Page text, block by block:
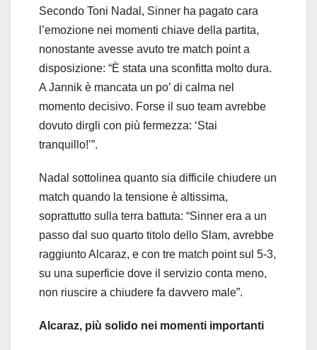
Secondo Toni Nadal, Sinner ha pagato cara
l’emozione nei momenti chiave della partita,
nonostante avesse avuto tre match point a
disposizione: “È stata una sconfitta molto dura.
A Jannik è mancata un po’ di calma nel
momento decisivo. Forse il suo team avrebbe
dovuto dirgli con più fermezza: ‘Stai
tranquillo!’”.
Nadal sottolinea quanto sia difficile chiudere un
match quando la tensione è altissima,
soprattutto sulla terra battuta: “Sinner era a un
passo dal suo quarto titolo dello Slam, avrebbe
raggiunto Alcaraz, e con tre match point sul 5-3,
su una superficie dove il servizio conta meno,
non riuscire a chiudere fa davvero male”.
Alcaraz, più solido nei momenti importanti